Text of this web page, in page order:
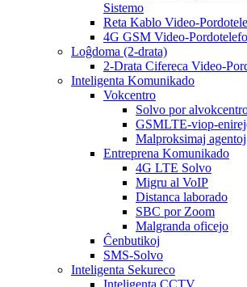
Sistemo
Reta Kablo Video-
4G GSM Video-
Loĝdoma (2-drata)
2-Drata Cifereca Video-
Inteligenta Komunikado
Vokcentro
Solvo por
GSMLTE-viop-
Malproksimaj agentoj
Entreprena Komunikado
4G LTE Solvo
Migru al VoIP
Distanca laborado
SBC por Zoom
Malgranda oficejo
Ĉenbutikoj
SMS-Solvo
Inteligenta Sekureco
Inteligenta CCTV